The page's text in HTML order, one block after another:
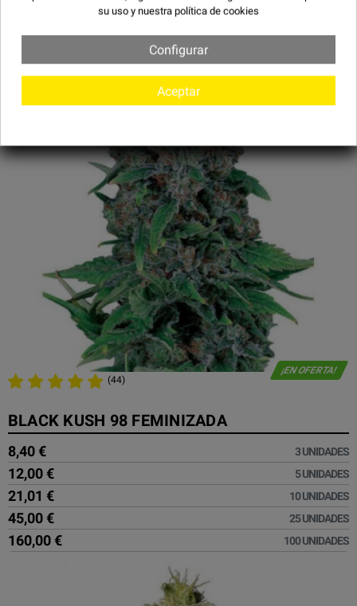
¡EN OFERTA!
(44)
BLACK KUSH 98 FEMINIZADA
8,40 € 3 UNIDADES
12,00 € 5 UNIDADES
21,01 € 10 UNIDADES
45,00 € 25 UNIDADES
160,00 € 100 UNIDADES
su uso y nuestra política de cookies
Configurar
Aceptar